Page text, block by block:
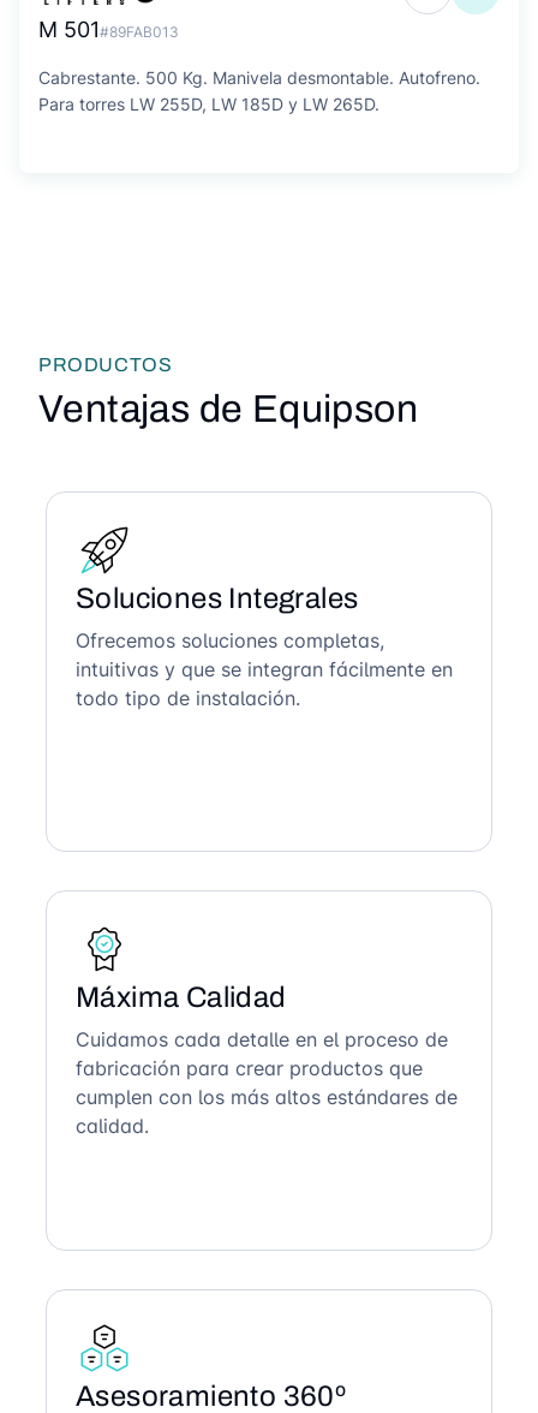
M 501#89FAB013
Cabrestante. 500 Kg. Manivela desmontable. Autofreno.
Para torres LW 255D, LW 185D y LW 265D.
PRODUCTOS
Ventajas de Equipson
Soluciones Integrales
Ofrecemos soluciones completas,
intuitivas y que se integran fácilmente en
todo tipo de instalación.
Máxima Calidad
Cuidamos cada detalle en el proceso de
fabricación para crear productos que
cumplen con los más altos estándares de
calidad.
Asesoramiento 360º